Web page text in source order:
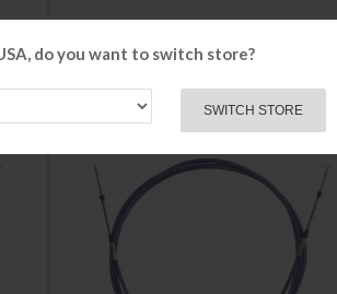
do you want to switch store?
SWITCH STORE